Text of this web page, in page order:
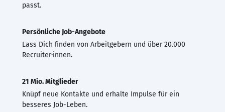
passt.
Persönliche Job-Angebote
Lass Dich finden von Arbeitgebern und über 20.000
Recruiter·innen.
21 Mio. Mitglieder
Knüpf neue Kontakte und erhalte Impulse für ein
besseres Job-Leben.